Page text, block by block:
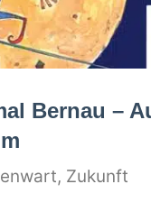
Bernau –
Zukunft